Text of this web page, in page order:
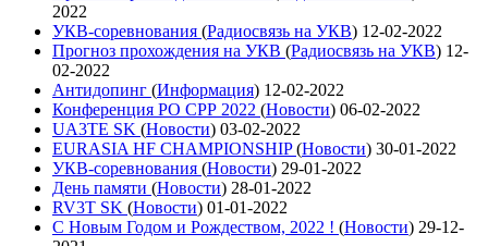
2022
УКВ-соревнования (Радиосвязь на УКВ) 12-02-2022
Прогноз прохождения на УКВ (Радиосвязь на УКВ) 12-
02-2022
Антидопинг (Информация) 12-02-2022
Конференция РО СРР 2022 (Новости) 06-02-2022
UA3TE SK (Новости) 03-02-2022
EURASIA HF CHAMPIONSHIP(Новости) 30-01-2022
УКВ-соревнования (Новости) 29-01-2022
День памяти (Новости) 28-01-2022
RV3T SK (Новости) 01-01-2022
С Новым Годом и Рождеством, 2022 ! (Новости) 29-12-